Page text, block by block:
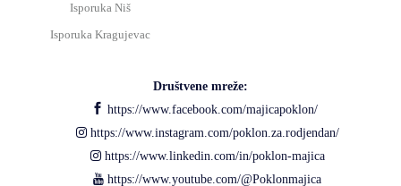
Isporuka Niš
Isporuka Kragujevac
Društvene mreže:
https://www.facebook.com/majicapoklon/
https://www.instagram.com/poklon.za.rodjendan/
https://www.linkedin.com/in/poklon-majica
https://www.youtube.com/@Poklonmajica